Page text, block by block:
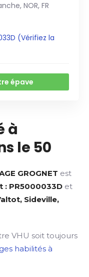
NOR, FR
(Vérifiez la
épave
à
le 50
GROGNET est
: PR5000033D et
Sideville,
VHU soit toujours
habilités à